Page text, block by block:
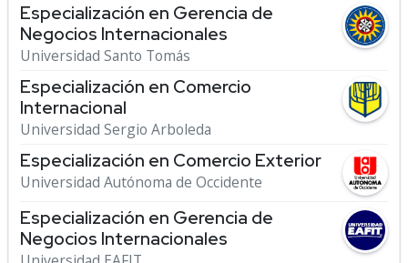
Especialización en Gerencia de
Negocios Internacionales
Universidad Santo Tomás
Especialización en Comercio
Internacional
Universidad Sergio Arboleda
Especialización en Comercio Exterior
Universidad Autónoma de Occidente
Especialización en Gerencia de
Negocios Internacionales